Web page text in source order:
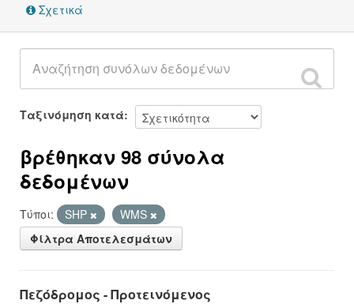
Σχετικά
Ταξινόμηση κατά
βρέθηκαν 98 σύνολα
δεδομένων
Τύποι: SHP
WMS
Φίλτρα Αποτελεσμάτων
Πεζόδρομος - Προτεινόμενος